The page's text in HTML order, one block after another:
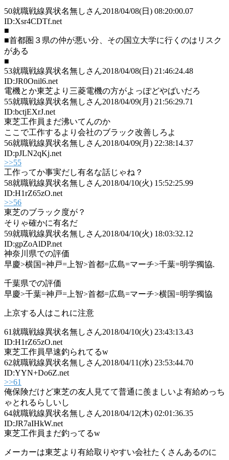
50就職戦線異状名無しさん2018/04/08(日) 08:20:00.07
ID:Xsr4CDTf.net
■
■首都圏３県の仲が悪い分、その国立大学に行くのはリスク
がある
■
53就職戦線異状名無しさん2018/04/08(日) 21:46:24.48
ID:JR0Onil6.net
電機とか東芝より三菱電機の方がよっぽどやばいだろ
55就職戦線異状名無しさん2018/04/09(月) 21:56:29.71
ID:bctjEXrJ.net
東芝工作員まだ沸いてんのか
ここで工作するより会社のブラック改善しろよ
56就職戦線異状名無しさん2018/04/09(月) 22:38:14.37
ID:pJLN2qKj.net
>>55
工作ってか事実だし有名な話じゃね？
58就職戦線異状名無しさん2018/04/10(火) 15:52:25.99
ID:H1rZ65zO.net
>>56
東芝のブラック度が？
そりゃ確かに有名だ
59就職戦線異状名無しさん2018/04/10(火) 18:03:32.12
ID:gpZoAlDP.net
神奈川県での評価
早慶>横国=神戸=上智>首都=広島=マーチ>千葉=明学獨協.
千葉県での評価
早慶>千葉=神戸=上智>首都=広島=マーチ>横国=明学獨協
上京する人はこれに注意
61 就職戦線異状名無しさん2018/04/10(火) 23:43:13.43
ID:H1rZ65zO.net
東芝工作員早速釣られてるw
62就職戦線異状名無しさん2018/04/11(水) 23:53:44.70
ID:YYN+Do6Z.net
>>61
俺保険だけど東芝の友人見てて普通に羨ましいよ有給めっち
ゃとれるらしいし
64就職戦線異状名無しさん2018/04/12(木) 02:01:36.35
ID:JR7aIHkW.net
東芝工作員まだ釣ってるw
メーカーは東芝より有給取りやすい会社たくさんあるのに